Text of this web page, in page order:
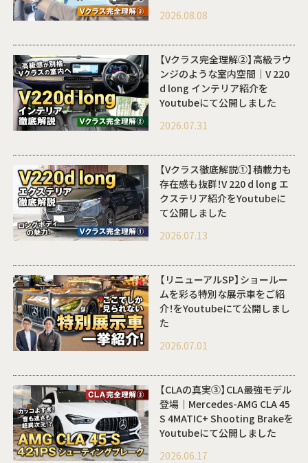
2026.08.08
【Vクラス完全理解②】高級ラウ
ンジのような室内空間｜V 220
d long インテリア紹介を
Youtubeにて公開しました
2026.07.31
【Vクラス徹底解説①】積載力も
存在感も抜群！V 220 d long エ
クステリア紹介をYoutubeに
て公開しました
2026.07.13
【リニューアルSP】ショールー
ムを彩る特別な展示車をご紹
介！をYoutubeにて公開しまし
た
2026.07.01
【CLAの真実③】CLA最強モデル
登場｜Mercedes-AMG CLA 45
S 4MATIC+ Shooting Brakeを
Youtubeにて公開しました
2026.06.17